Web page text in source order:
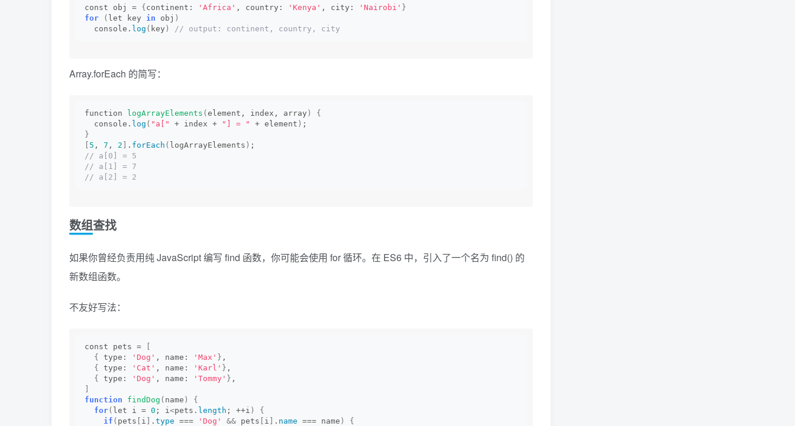
const obj = {continent: 'Africa' , country: 'Kenya' , city: 'Nairobi' }
for
( let key in obj )
  console.
log ( key ) // output: continent, country, city
Array.forEach 的简写：
function logArrayElements (element, index, array )
{
  console.
log ( "a[" + index + "] = " + element ) ;
}
[ 5 , 7 , 2 ] . forEach ( logArrayElements ) ;
// a[0] = 5
// a[1] = 7
// a[2] = 2
数组查找
如果你曾经负责用纯 JavaScript 编写 find 函数，你可能会使用 for 循环。在 ES6 中，引入了一个名为 find() 的
新数组函数。
不友好写法：
const pets =
[
{ type: 'Dog' , name: 'Max' } ,
{ type: 'Cat' , name: 'Karl' } ,
{ type: 'Dog' , name: 'Tommy' } ,
]
function
findDog ( name )
{
for( let i = 0 ; i <pets. length ; ++i )
{
if ( pets [ i ] . type === 'Dog' && pets [ i ] . name === name )
{